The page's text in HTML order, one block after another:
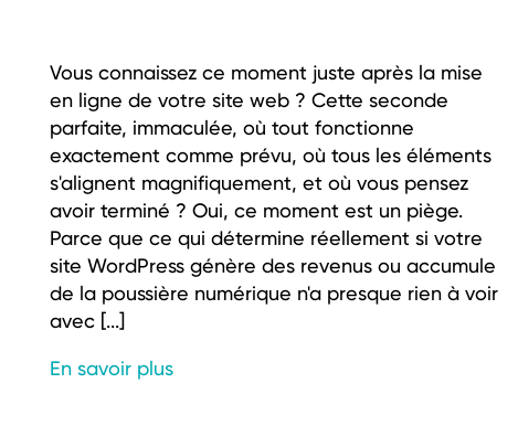
Vous connaissez ce moment juste après la mise
en ligne de votre site web ? Cette seconde
parfaite, immaculée, où tout fonctionne
exactement comme prévu, où tous les éléments
s'alignent magnifiquement, et où vous pensez
avoir terminé ? Oui, ce moment est un piège.
Parce que ce qui détermine réellement si votre
site WordPress génère des revenus ou accumule
de la poussière numérique n'a presque rien à voir
avec [...]
En savoir plus